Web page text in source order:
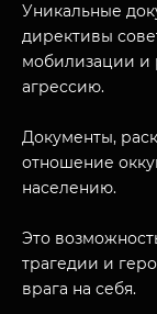
Уникальные
директивы
мобилизации и
агрессию.
Документы,
отношение
населению.
Это
трагедии и
врага на себя.